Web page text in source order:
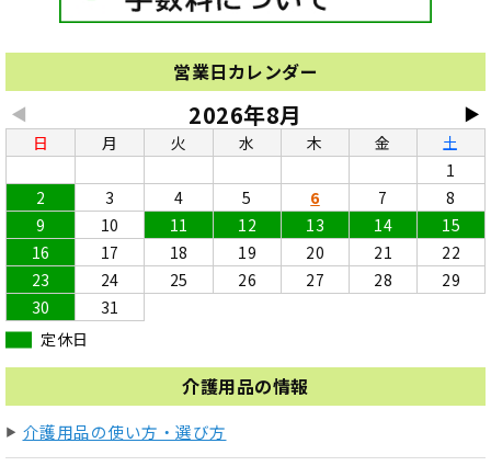
営業日カレンダー
◀ ▶
2026年8月
日 月 火 水 木 金
土
1
2
3 4 5 6 7
8
9
10 11 12 13 14
15
16
17 18 19 20 21
22
23
24 25 26 27 28
29
30
31
定休日
介護用品の情報
介護用品の使い方・選び方